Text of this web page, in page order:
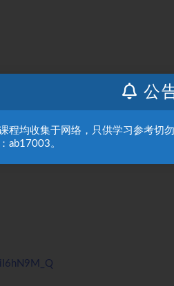
公
程均收集于网络，只供学习参考切
ab17003。